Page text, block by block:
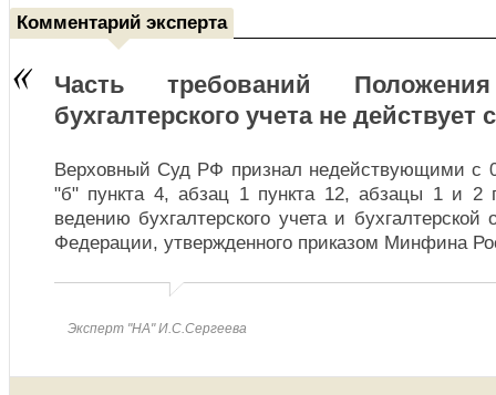
Комментарий эксперта
Часть требований
бухгалтерского учета не действует
Верховный Суд РФ признал недействующими с
"б" пункта 4, абзац 1 пункта 12, абзацы 1 и 2
ведению бухгалтерского учета и бухгалтерской
Федерации, утвержденного приказом Минфина
Эксперт "НА" И.С.Сергеева